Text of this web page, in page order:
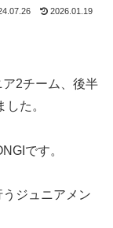
2026.01.19
2チーム、後半
た。
です。
ジュニアメン